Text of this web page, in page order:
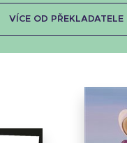
VÍCE OD PŘEKLADATELE